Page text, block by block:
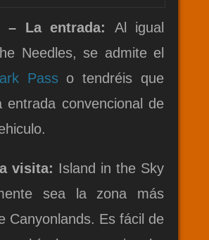
entrada: Al igual
Needles, se admite el
Passo tendréis que
entrada convencional de
Island in the Sky
sea la zona más
Canyonlands. Es fácil de